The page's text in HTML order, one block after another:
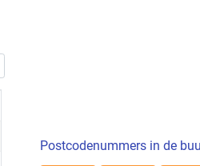
Postcodenummers in de